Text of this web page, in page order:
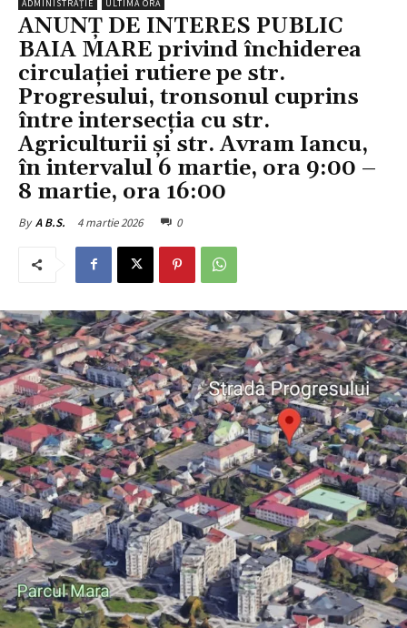
ADMINISTRAȚIE ULTIMA ORĂ
ANUNȚ DE INTERES PUBLIC
BAIA MARE privind închiderea
circulației rutiere pe str.
Progresului, tronsonul cuprins
între intersecția cu str.
Agriculturii și str. Avram Iancu,
în intervalul 6 martie, ora 9:00 –
8 martie, ora 16:00
By A B.S. 4 martie 2026 0